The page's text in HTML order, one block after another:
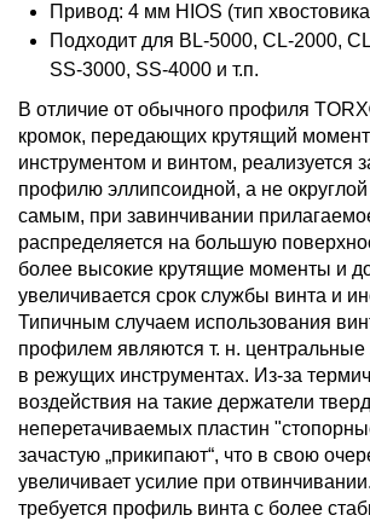
Привод: 4 мм HIOS (тип
Подходит для BL-5000, CL-2000,
SS-3000, SS-4000 и т.п.
В отличие от обычного профиля
кромок, передающих крутящий
инструментом и винтом, реализуется
профилю эллипсоидной, а не
самым, при завинчивании
распределяется на большую
более высокие крутящие моменты и
увеличивается срок службы винта и
Типичным случаем использования
профилем являются т. н.
в режущих инструментах. Из-за
воздействия на такие держатели
неперетачиваемых пластин
зачастую „прикипают“, что в свою
увеличивает усилие при
требуется профиль винта с более